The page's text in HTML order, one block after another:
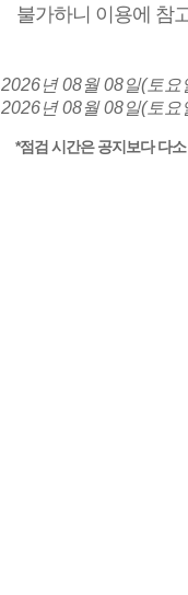
불가하니 이용에 참
2026년 08월 08일(토요
2026년 08월 08일(토요
*점검 시간은 공지보다 다